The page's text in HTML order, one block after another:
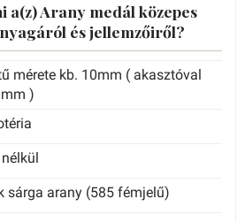
a(z) Arany medál közepes
és jellemzőiről?
mérete kb. 10mm ( akasztóval
)
sárga arany (585 fémjelű)